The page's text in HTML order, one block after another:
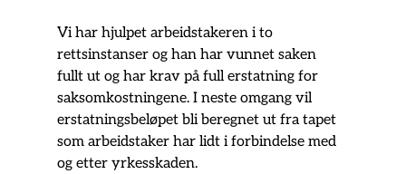
Vi har hjulpet arbeidstakeren i to
rettsinstanser og han har vunnet saken
fullt ut og har krav på full erstatning for
saksomkostningene. I neste omgang vil
erstatningsbeløpet bli beregnet ut fra tapet
som arbeidstaker har lidt i forbindelse med
og etter yrkesskaden.